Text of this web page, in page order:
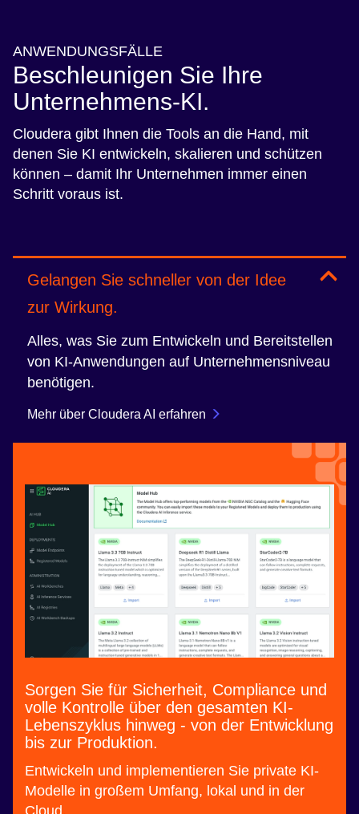
ANWENDUNGSFÄLLE
Beschleunigen Sie Ihre
Unternehmens-KI.
Cloudera gibt Ihnen die Tools an die Hand, mit
denen Sie KI entwickeln, skalieren und schützen
können – damit Ihr Unternehmen immer einen
Schritt voraus ist.
Gelangen Sie schneller von der Idee
zur Wirkung.
Alles, was Sie zum Entwickeln und Bereitstellen
von KI-Anwendungen auf Unternehmensniveau
benötigen.
Mehr über Cloudera AI erfahren
Sorgen Sie für Sicherheit, Compliance und
volle Kontrolle über den gesamten KI-
Lebenszyklus hinweg - von der Entwicklung
bis zur Produktion.
Entwickeln und implementieren Sie private KI-
Modelle in großem Umfang, lokal und in der